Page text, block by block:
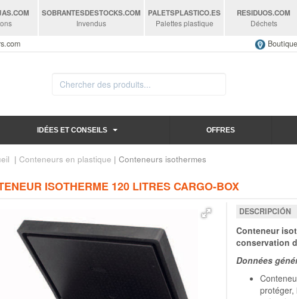
.COM
SOBRANTESDESTOCKS.COM
Invendus
PALETSPLASTICO.ES
Palettes plastique
RESIDUOS.COM
Déchets
IDÉES ET CONSEILS OFFRES
| Conteneurs en plastique | Conteneurs isothermes
ISOTHERME 120 LITRES CARGO-BOX
DESCRIPCIÓN
Conteneur
conservation
Données
protéger,